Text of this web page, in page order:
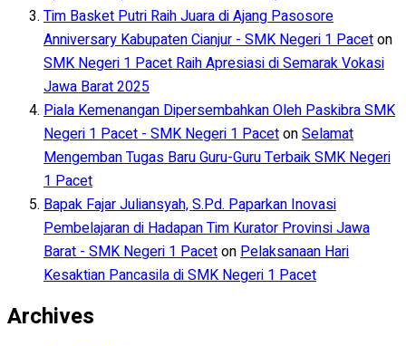
Tim Basket Putri Raih Juara di Ajang Pasosore
Anniversary Kabupaten Cianjur - SMK Negeri 1 Paceton
SMK Negeri 1 Pacet Raih Apresiasi di Semarak Vokasi
Jawa Barat 2025
Piala Kemenangan Dipersembahkan Oleh Paskibra SMK
Negeri 1 Pacet - SMK Negeri 1 PacetonSelamat
Mengemban Tugas Baru Guru-Guru Terbaik SMK Negeri
1 Pacet
Bapak Fajar Juliansyah, S.Pd. Paparkan Inovasi
Pembelajaran di Hadapan Tim Kurator Provinsi Jawa
Barat - SMK Negeri 1 Paceton Pelaksanaan Hari
Kesaktian Pancasila di SMK Negeri 1 Pacet
Archives